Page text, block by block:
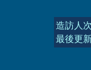
造訪人
最後更